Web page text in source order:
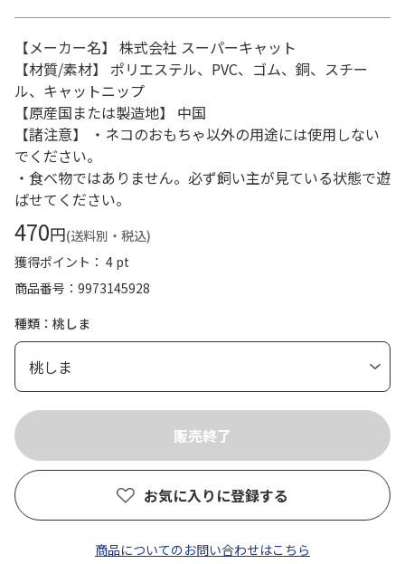
【メーカー名】 株式会社 スーパーキャット
【材質/素材】 ポリエステル、PVC、ゴム、銅、スチー
ル、キャットニップ
【原産国または製造地】 中国
【諸注意】 ・ネコのおもちゃ以外の用途には使用しない
でください。
・食べ物ではありません。必ず飼い主が見ている状態で遊
ばせてください。
470円(送料別・税込)
獲得ポイント： 4 pt
商品番号
9973145928
種類：桃しま
お気に入りに登録する
商品についてのお問い合わせはこちら